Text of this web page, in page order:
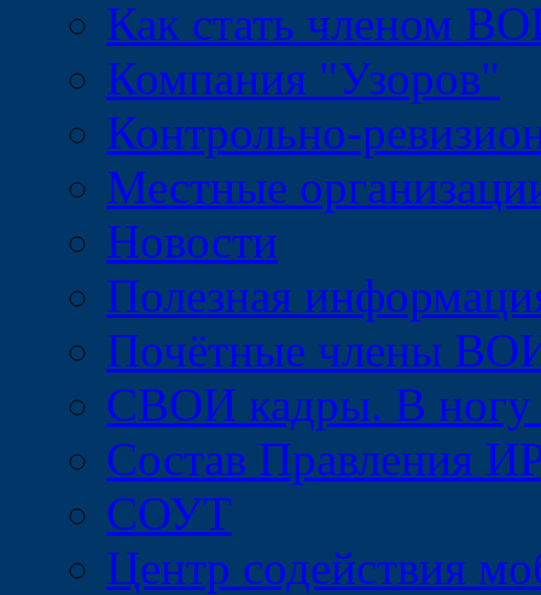
Как стать членом
Компания "Узоров"
Контрольно-
Местные
Новости
Полезная
Почётные члены
СВОИ кадры. В ногу
Состав Правления
СОУТ
Центр содействия